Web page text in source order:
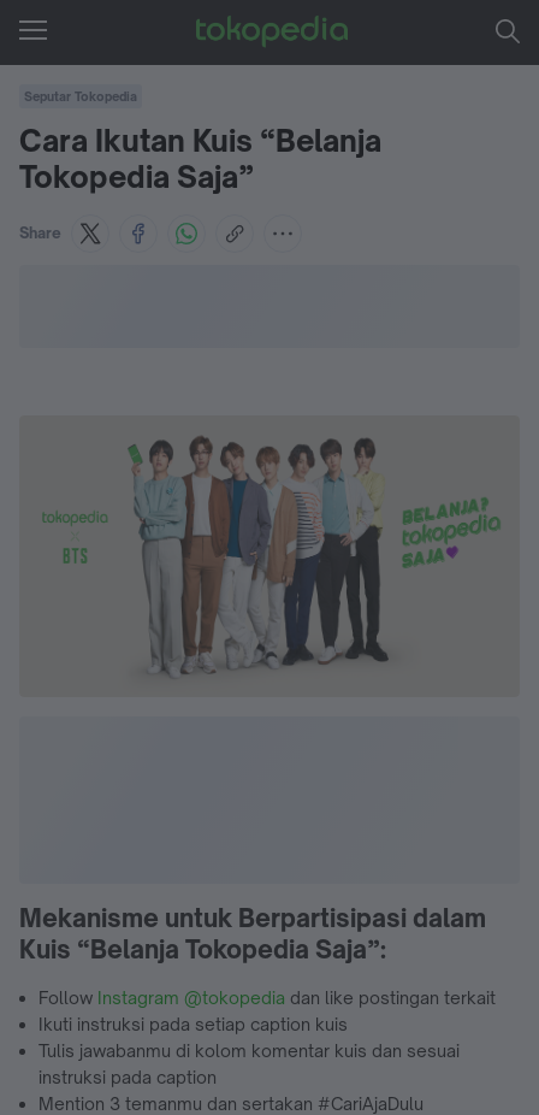
Seputar Tokopedia
Cara Ikutan Kuis “Belanja
Tokopedia Saja”
Share
Mekanisme untuk Berpartisipasi dalam
Kuis “Belanja Tokopedia Saja”:
Follow Instagram @tokopedia dan like postingan terkait
Ikuti instruksi pada setiap caption kuis
Tulis jawabanmu di kolom komentar kuis dan sesuai
instruksi pada caption
Mention 3 temanmu dan sertakan #CariAjaDulu